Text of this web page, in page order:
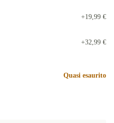
+19,99 €
+32,99 €
Quasi esaurito